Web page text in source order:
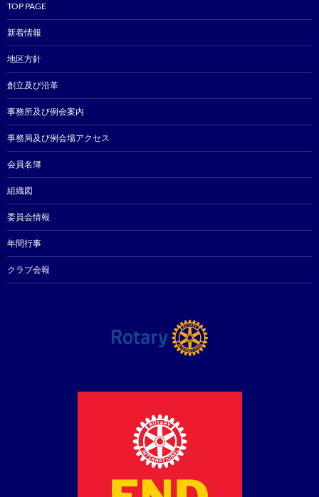
TOP PAGE
新着情報
地区方針
創立及び沿革
事務所及び例会案内
事務局及び例会場アクセス
会員名簿
組織図
委員会情報
年間行事
クラブ会報